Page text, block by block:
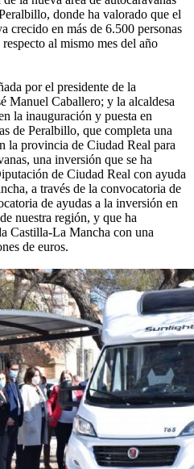
donde ha valorado que el
crecido en más de 6.500 personas
al mismo mes del año
por el presidente de la
Manuel Caballero; y la alcaldesa
la inauguración y puesta en
de Peralbillo, que completa una
la provincia de Ciudad Real para
una inversión que se ha
de Ciudad Real con ayuda
a través de la convocatoria de
de ayudas a la inversión en
nuestra región, y que ha
Castilla-La Mancha con una
de euros.